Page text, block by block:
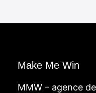
Make Me Win
MMW – agence